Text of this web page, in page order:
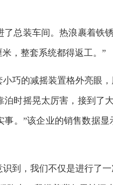
总装车间。热浪裹着铁
，整套系统都得返工。”
巧的减摇装置格外亮眼
时摇晃太厉害，接到了
。”该企业的销售数据
到，我们不仅是进行了
论坛